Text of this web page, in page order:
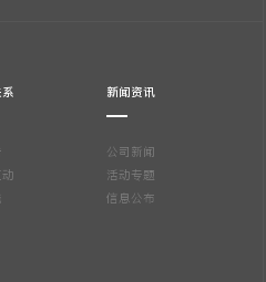
新闻资讯
公司新闻
活动专题
信息公布